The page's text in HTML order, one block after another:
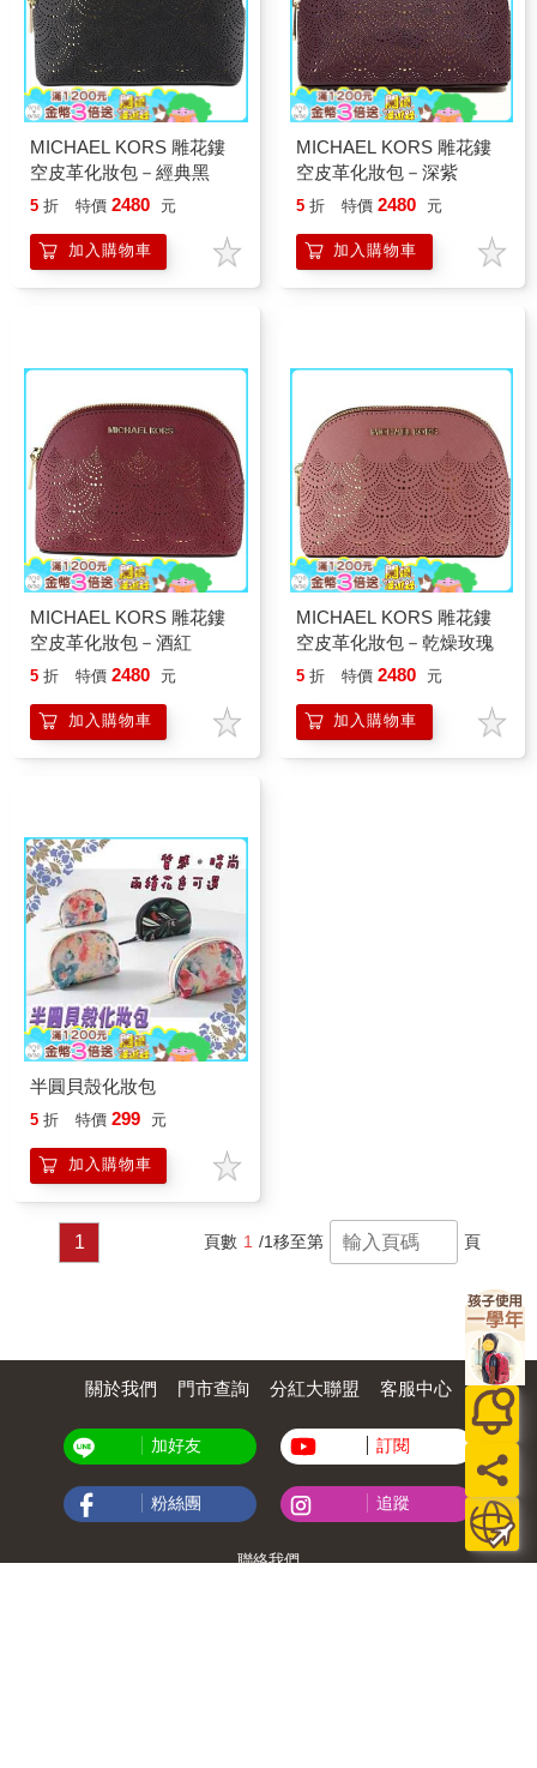
MICHAEL KORS 雕花鏤
空皮革化妝包－經典黑
5 折 特價 2480 元
加入購物車
MICHAEL KORS 雕花鏤
空皮革化妝包－深紫
5 折 特價 2480 元
加入購物車
MICHAEL KORS 雕花鏤
空皮革化妝包－酒紅
5 折 特價 2480 元
加入購物車
MICHAEL KORS 雕花鏤
空皮革化妝包－乾燥玫瑰
5 折 特價 2480 元
加入購物車
半圓貝殼化妝包
5 折 特價 299 元
加入購物車
1 頁數 1 /1移至第 頁
關於我們 門市查詢 分紅大聯盟 客服中心
加好友 訂閱
粉絲團 追蹤
聯絡我們